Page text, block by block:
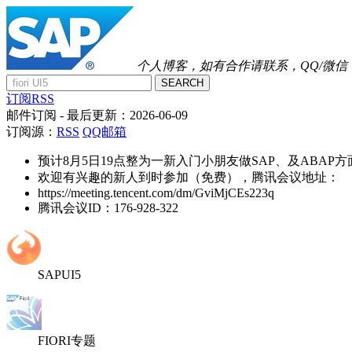
个人博客，如有合作请联系，QQ/微信
SEARCH
订阅RSS
邮件订阅 - 最后更新： 2026-06-09
订阅源： RSS QQ邮箱
预计8月5日19点整为一新入门小朋友做SAP、及ABAP方
欢迎有兴趣的新人到时参加（免费），腾讯会议地址：
https://meeting.tencent.com/dm/GviMjCEs223q
腾讯会议ID：176-928-322
SAPUI5
FIORI专题